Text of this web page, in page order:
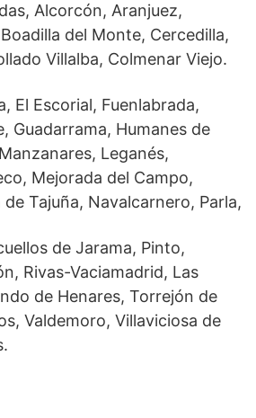
Alcorcón, Aranjuez,
del Monte, Cercedilla,
Villalba, Colmenar Viejo.
El Escorial, Fuenlabrada,
Guadarrama, Humanes de
Leganés,
Mejorada del Campo,
Tajuña, Navalcarnero, Parla,
de Jarama, Pinto,
Rivas-Vaciamadrid, Las
de Henares, Torrejón de
Valdemoro, Villaviciosa de